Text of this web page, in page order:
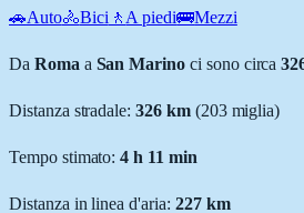
🚗Auto🚴Bici 🚶 A piedi🚌Mezzi
Da Roma a San Marino ci sono circa
Distanza stradale:326km (203miglia)
Tempo stimato:4 h 11 min
Distanza in linea d'aria: 227km